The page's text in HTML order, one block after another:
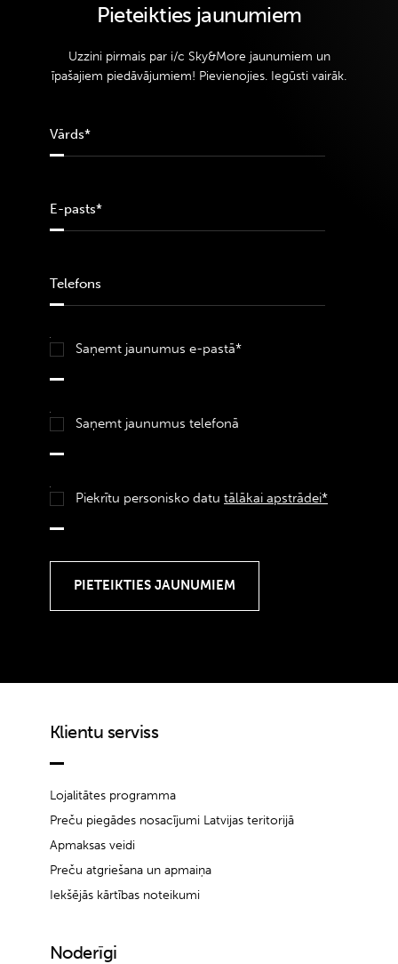
Pieteikties jaunumiem
Uzzini pirmais par i/c Sky&More jaunumiem un
īpašajiem piedāvājumiem! Pievienojies. Iegūsti vairāk.
Saņemt jaunumus e-pastā*
Saņemt jaunumus telefonā
Piekrītu personisko datu tālākai apstrādei*
Klientu serviss
Lojalitātes programma
Preču piegādes nosacījumi Latvijas teritorijā
Apmaksas veidi
Preču atgriešana un apmaiņa
Iekšējās kārtības noteikumi
Noderīgi